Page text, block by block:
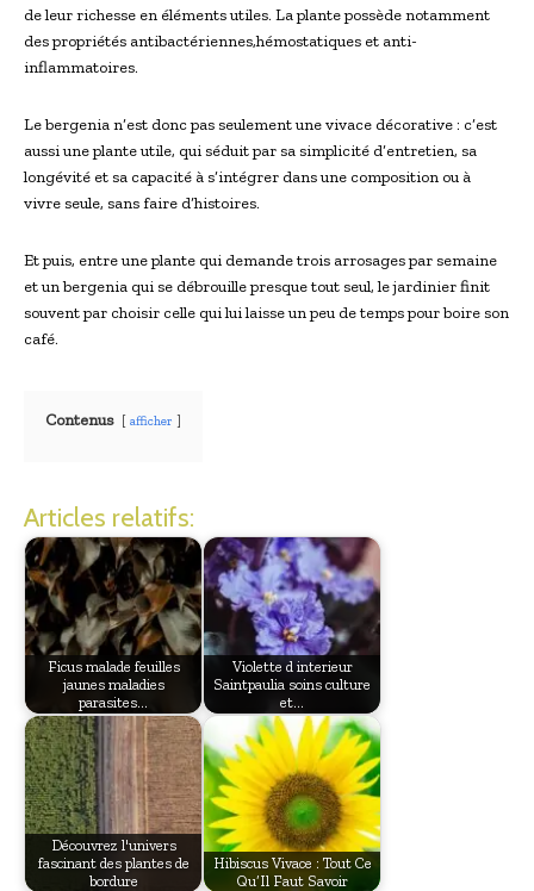
de leur richesse en éléments utiles. La plante⁤ possède notamment
des propriétés antibactériennes,hémostatiques et anti-
inflammatoires.
Le bergenia n’est donc pas seulement une vivace décorative : c’est
aussi une plante ‍utile, qui séduit par sa simplicité d’entretien, sa
longévité et sa capacité à s’intégrer dans une composition ​ou à
vivre seule, sans faire d’histoires.
Et puis, entre une plante qui demande trois arrosages​ par semaine
et ⁤un bergenia qui se débrouille presque tout seul, le jardinier finit
souvent par choisir celle qui lui laisse⁤ un ⁤peu de temps pour boire son
café.
Contenus afficher
Articles relatifs:
Ficus malade feuilles
jaunes maladies
parasites…
Violette d interieur
Saintpaulia soins culture
et…
Découvrez l'univers
fascinant des plantes de
bordure
Hibiscus Vivace : Tout Ce
Qu’Il Faut Savoir